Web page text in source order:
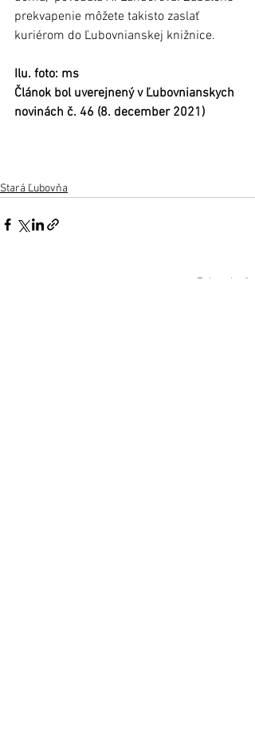
prekvapenie môžete takisto zaslať
Ilu. foto: ms
Článok bol uverejnený v Ľubovnianskych
novinách č. 46 (8. december 2021)
Stará Ľubovňa
Zobrazit vše